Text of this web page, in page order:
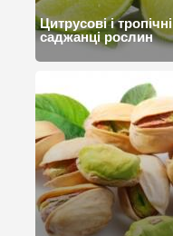
Цитрусові і тропічні
саджанці рослин